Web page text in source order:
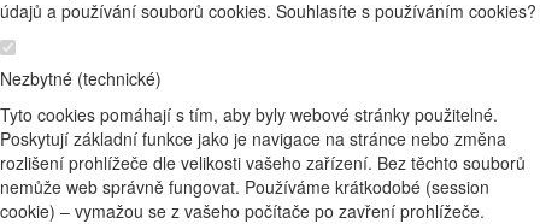
údajů a používání souborů cookies. Souhlasíte s používáním cookies?
Nezbytné (technické)
Tyto cookies pomáhají s tím, aby byly webové stránky použitelné.
Poskytují základní funkce jako je navigace na stránce nebo změna
rozlišení prohlížeče dle velikosti vašeho zařízení. Bez těchto souborů
nemůže web správně fungovat. Používáme krátkodobé (session
cookie) – vymažou se z vašeho počítače po zavření prohlížeče.